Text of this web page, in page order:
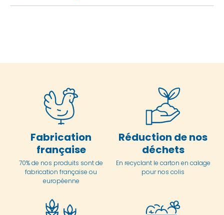
Fabrication
française
70% de nos produits sont de
fabrication française ou
européenne
Réduction de nos
déchets
En recyclant le carton en calage
pour nos colis